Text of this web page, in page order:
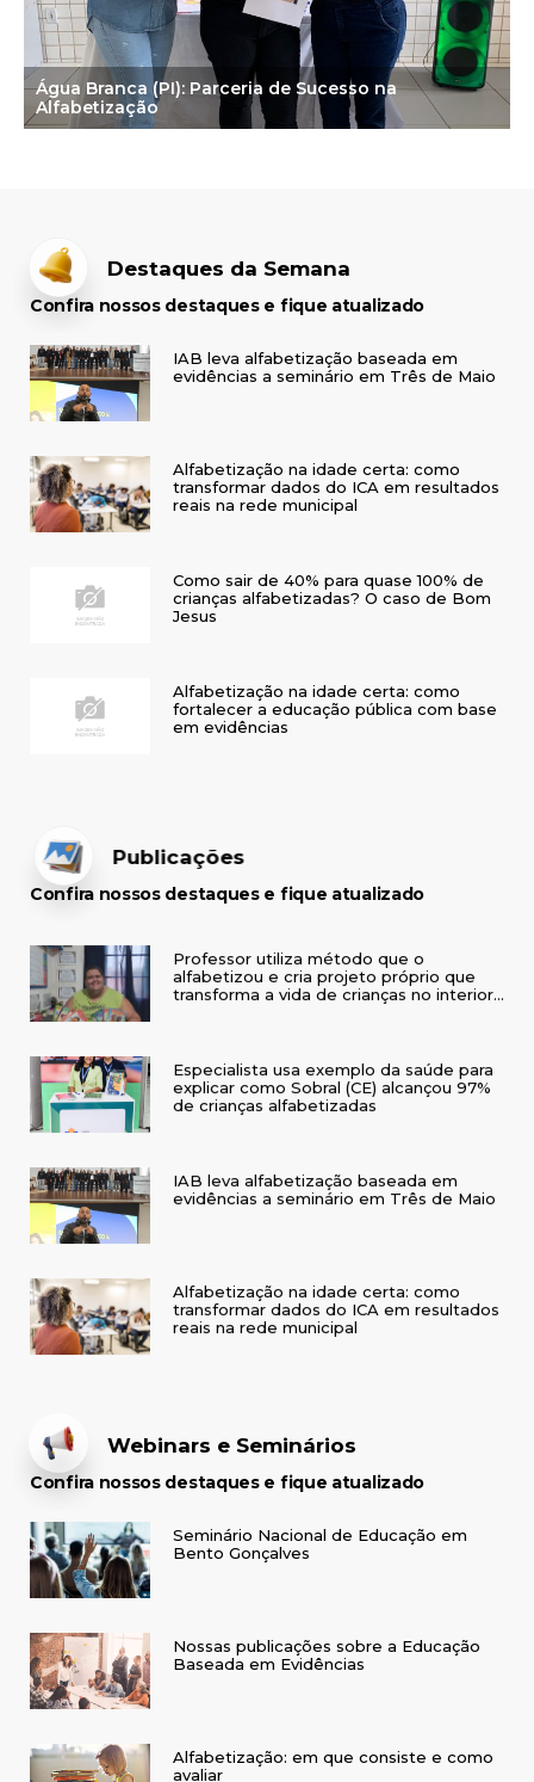
Água Branca (PI): Parceria de Sucesso na
Alfabetização
Destaques da Semana
Confira nossos destaques e fique atualizado
IAB leva alfabetização baseada em
evidências a seminário em Três de Maio
Alfabetização na idade certa: como
transformar dados do ICA em resultados
reais na rede municipal
Como sair de 40% para quase 100% de
crianças alfabetizadas? O caso de Bom
Jesus
Alfabetização na idade certa: como
fortalecer a educação pública com base
em evidências
Publicações
Confira nossos destaques e fique atualizado
alfabetizou e cria projeto próprio que
transforma a vida de crianças no interior
do RS
explicar como Sobral (CE) alcançou 97%
de crianças alfabetizadas
evidências a seminário em Três de Maio
transformar dados do ICA em resultados
reais na rede municipal
Webinars e Seminários
Confira nossos destaques e fique atualizado
Seminário Nacional de Educação em
Bento Gonçalves
Nossas publicações sobre a Educação
Baseada em Evidências
Alfabetização: em que consiste e como
avaliar